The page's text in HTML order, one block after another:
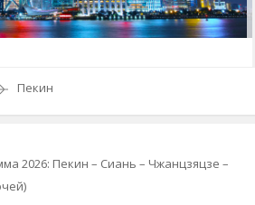
Пекин
2026: Пекин – Сиань – Чжанцзяцзе –